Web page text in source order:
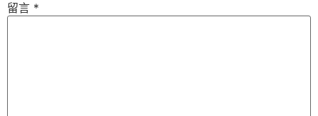
留言 *